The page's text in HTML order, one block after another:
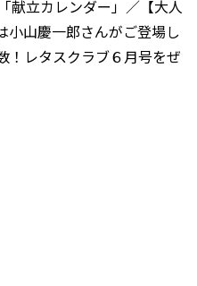
献立カレンダー」／【大人
小山慶一郎さんがご登場し
！レタスクラブ６月号をぜ